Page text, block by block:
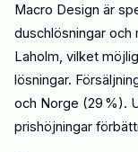
Macro Design är
duschlösningar och
Laholm, vilket
lösningar.
och Norge (29 %).
prishöjningar